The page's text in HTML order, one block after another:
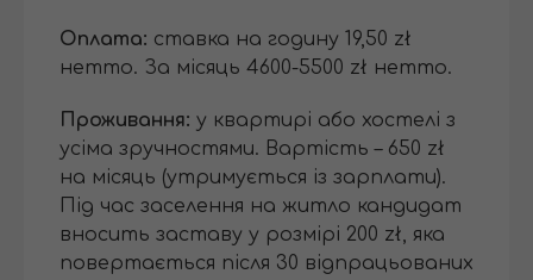
Оплата: ставка на годину 19,50 zł
нетто. За місяць 4600-5500 zł нетто.
Проживання: у квартирі або хостелі з
усіма зручностями. Вартість – 650 zł
на місяць (утримується із зарплати).
Під час заселення на житло кандидат
вносить заставу у розмірі 200 zł, яка
повертається після 30 відпрацьованих